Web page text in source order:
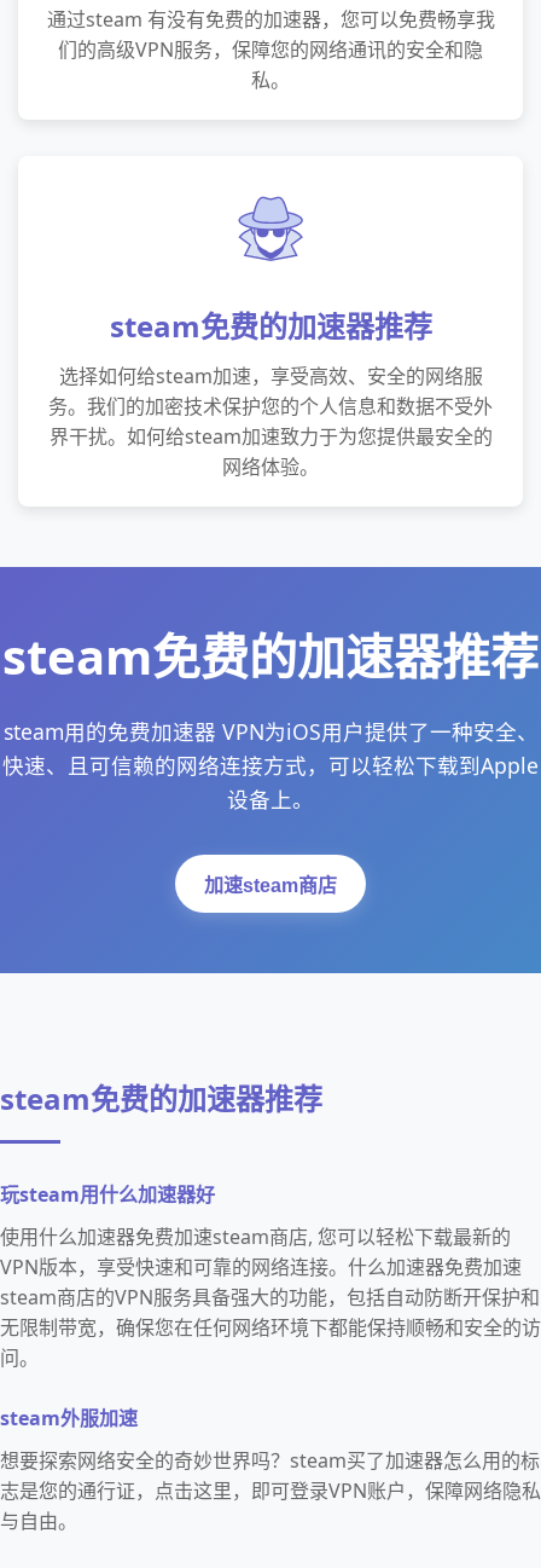
通过steam 有没有免费的加速器，您可以免费畅享我
们的高级VPN服务，保障您的网络通讯的安全和隐
私。
steam免费的加速器推荐
选择如何给steam加速，享受高效、安全的网络服
务。我们的加密技术保护您的个人信息和数据不受外
界干扰。如何给steam加速致力于为您提供最安全的
网络体验。
steam免费的加速器推荐
steam用的免费加速器 VPN为iOS用户提供了一种安全、
快速、且可信赖的网络连接方式，可以轻松下载到Apple
设备上。
加速steam商店
steam免费的加速器推荐
玩steam用什么加速器好
使用什么加速器免费加速steam商店, 您可以轻松下载最新的
VPN版本，享受快速和可靠的网络连接。什么加速器免费加速
steam商店的VPN服务具备强大的功能，包括自动防断开保护和
无限制带宽，确保您在任何网络环境下都能保持顺畅和安全的访
问。
steam外服加速
想要探索网络安全的奇妙世界吗？steam买了加速器怎么用的标
志是您的通行证，点击这里，即可登录VPN账户，保障网络隐私
与自由。